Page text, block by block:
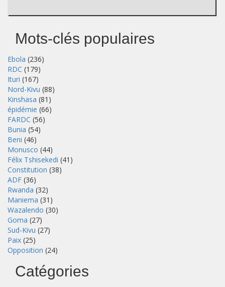
Mots-clés populaires
Ebola (236)
RDC (179)
Ituri (167)
Nord-Kivu (88)
Kinshasa (81)
épidémie (66)
FARDC (56)
Bunia (54)
Beni (46)
Monusco (44)
Félix Tshisekedi (41)
Constitution (38)
ADF (36)
Rwanda (32)
Maniema (31)
Wazalendo (30)
Goma (27)
Sud-Kivu (27)
Paix (25)
Opposition (24)
Catégories